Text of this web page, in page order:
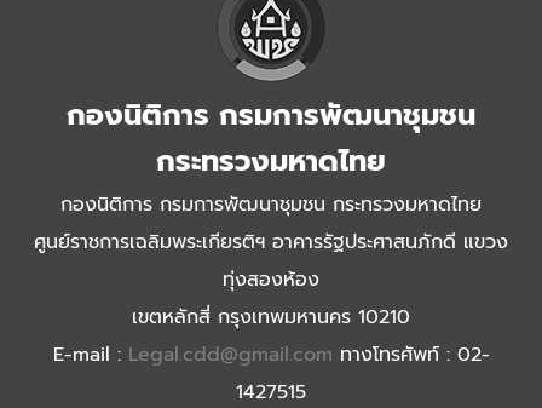
กองนิติการ กรมการพัฒนาชุมชน
กระทรวงมหาดไทย
กองนิติการ กรมการพัฒนาชุมชน กระทรวงมหาดไทย
ศูนย์ราชการเฉลิมพระเกียรติฯ อาคารรัฐประศาสนภักดี แขวง
ทุ่งสองห้อง
เขตหลักสี่ กรุงเทพมหานคร 10210
E-mail : Legal.cdd@gmail.com ทางโทรศัพท์ : 02-
1427515